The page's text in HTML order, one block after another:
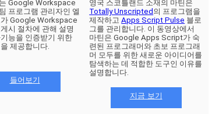
Google Workspace
프로그램 관리자인 엘
Google Workspace
시 절차에 관해 설명
능을 인증받기 위한
제공합니다.
들어보기
Totally Unscripted의 프로그램을
제작하고 Apps Script Pulse 블로
그를 관리합니다. 이 동영상에서
마틴은 Google Apps Script가 숙
련된 프로그래머와 초보 프로그래
머 모두를 위한 새로운 아이디어를
탐색하는 데 적합한 도구인 이유를
설명합니다.
지금 보기